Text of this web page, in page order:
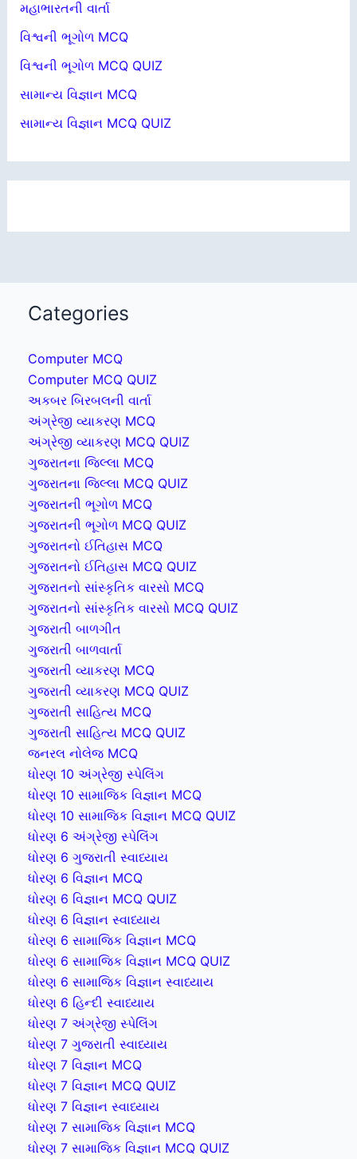
મહાભારતની વાર્તા
વિશ્વની ભૂગોળ MCQ
વિશ્વની ભૂગોળ MCQ QUIZ
સામાન્ય વિજ્ઞાન MCQ
સામાન્ય વિજ્ઞાન MCQ QUIZ
Categories
Computer MCQ
Computer MCQ QUIZ
અકબર બિરબલની વાર્તા
અંગ્રેજી વ્યાકરણ MCQ
અંગ્રેજી વ્યાકરણ MCQ QUIZ
ગુજરાતના જિલ્લા MCQ
ગુજરાતના જિલ્લા MCQ QUIZ
ગુજરાતની ભૂગોળ MCQ
ગુજરાતની ભૂગોળ MCQ QUIZ
ગુજરાતનો ઈતિહાસ MCQ
ગુજરાતનો ઈતિહાસ MCQ QUIZ
ગુજરાતનો સાંસ્કૃતિક વારસો MCQ
ગુજરાતનો સાંસ્કૃતિક વારસો MCQ QUIZ
ગુજરાતી બાળગીત
ગુજરાતી બાળવાર્તા
ગુજરાતી વ્યાકરણ MCQ
ગુજરાતી વ્યાકરણ MCQ QUIZ
ગુજરાતી સાહિત્ય MCQ
ગુજરાતી સાહિત્ય MCQ QUIZ
જનરલ નોલેજ MCQ
ધોરણ 10 અંગ્રેજી સ્પેલિંગ
ધોરણ 10 સામાજિક વિજ્ઞાન MCQ
ધોરણ 10 સામાજિક વિજ્ઞાન MCQ QUIZ
ધોરણ 6 અંગ્રેજી સ્પેલિંગ
ધોરણ 6 ગુજરાતી સ્વાધ્યાય
ધોરણ 6 વિજ્ઞાન MCQ
ધોરણ 6 વિજ્ઞાન MCQ QUIZ
ધોરણ 6 વિજ્ઞાન સ્વાધ્યાય
ધોરણ 6 સામાજિક વિજ્ઞાન MCQ
ધોરણ 6 સામાજિક વિજ્ઞાન MCQ QUIZ
ધોરણ 6 સામાજિક વિજ્ઞાન સ્વાધ્યાય
ધોરણ 6 હિન્દી સ્વાધ્યાય
ધોરણ 7 અંગ્રેજી સ્પેલિંગ
ધોરણ 7 ગુજરાતી સ્વાધ્યાય
ધોરણ 7 વિજ્ઞાન MCQ
ધોરણ 7 વિજ્ઞાન MCQ QUIZ
ધોરણ 7 વિજ્ઞાન સ્વાધ્યાય
ધોરણ 7 સામાજિક વિજ્ઞાન MCQ
ધોરણ 7 સામાજિક વિજ્ઞાન MCQ QUIZ